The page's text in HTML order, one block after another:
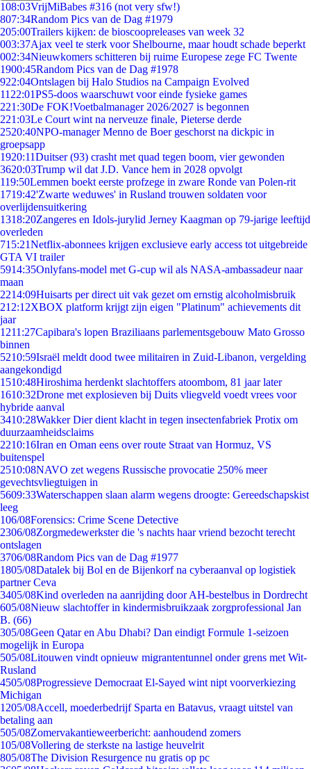
108:03VrijMiBabes #316 (not very sfw!)
807:34Random Pics van de Dag #1979
205:00Trailers kijken: de bioscoopreleases van week 32
003:37Ajax veel te sterk voor Shelbourne, maar houdt schade beperkt
002:34Nieuwkomers schitteren bij ruime Europese zege FC Twente
1900:45Random Pics van de Dag #1978
922:04Ontslagen bij Halo Studios na Campaign Evolved
11 22:01PS5-doos waarschuwt voor einde fysieke games
221:30De FOK!Voetbalmanager 2026/2027 is begonnen
221:03Le Court wint na nerveuze finale, Pieterse derde
2520:40NPO-manager Menno de Boer geschorst na dickpic in
groepsapp
1920:11Duitser (93) crasht met quad tegen boom, vier gewonden
3620:03Trump wil dat J.D. Vance hem in 2028 opvolgt
119:50Lemmen boekt eerste profzege in zware Ronde van Polen-rit
1719:42'Zwarte weduwes' in Rusland trouwen soldaten voor
overlijdensuitkering
1318:20Zangeres en Idols-jurylid Jerney Kaagman op 79-jarige leeftijd
overleden
715:21Netflix-abonnees krijgen exclusieve early access tot uitgebreide
GTA VI trailer
5914:35Onlyfans-model met G-cup wil als NASA-ambassadeur naar
maan
2214:09Huisarts per direct uit vak gezet om ernstig alcoholmisbruik
212:12XBOX platform krijgt zijn eigen "Platinum" achievements dit
jaar
1211:27Capibara's lopen Braziliaans parlementsgebouw Mato Grosso
binnen
5210:59Israël meldt dood twee militairen in Zuid-Libanon, vergelding
aangekondigd
1510:48Hiroshima herdenkt slachtoffers atoombom, 81 jaar later
1610:32Drone met explosieven bij Duits vliegveld voedt vrees voor
hybride aanval
3410:28Wakker Dier dient klacht in tegen insectenfabriek Protix om
duurzaamheidsclaims
2210:16Iran en Oman eens over route Straat van Hormuz, VS
buitenspel
2510:08NAVO zet wegens Russische provocatie 250% meer
gevechtsvliegtuigen in
5609:33Waterschappen slaan alarm wegens droogte: Gereedschapskist
leeg
106/08Forensics: Crime Scene Detective
2306/08Zorgmedewerkster die 's nachts haar vriend bezocht terecht
ontslagen
3706/08Random Pics van de Dag #1977
1805/08Datalek bij Bol en de Bijenkorf na cyberaanval op logistiek
partner Ceva
3405/08Kind overleden na aanrijding door AH-bestelbus in Dordrecht
605/08Nieuw slachtoffer in kindermisbruikzaak zorgprofessional Jan
B. (66)
305/08Geen Qatar en Abu Dhabi? Dan eindigt Formule 1-seizoen
mogelijk in Europa
505/08Litouwen vindt opnieuw migrantentunnel onder grens met Wit-
Rusland
4505/08Progressieve Democraat El-Sayed wint nipt voorverkiezing
Michigan
1205/08Accell, moederbedrijf Sparta en Batavus, vraagt uitstel van
betaling aan
505/08Zomervakantieweerbericht: aanhoudend zomers
105/08Vollering de sterkste na lastige heuvelrit
805/08The Division Resurgence nu gratis op pc